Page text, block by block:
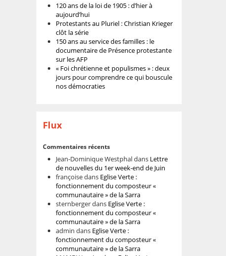
120 ans de la loi de 1905 : d’hier à
aujourd’hui
Protestants au Pluriel : Christian Krieger
clôt la série
150 ans au service des familles : le
documentaire de Présence protestante
sur les AFP
« Foi chrétienne et populismes » : deux
jours pour comprendre ce qui bouscule
nos démocraties
Flux
Commentaires récents
Jean-Dominique Westphaldans Lettre
de nouvelles du 1er week-end de Juin
françoisedans Eglise Verte :
fonctionnement du composteur «
communautaire » de la Sarra
sternbergerdans Eglise Verte :
fonctionnement du composteur «
communautaire » de la Sarra
admin dans Eglise Verte :
fonctionnement du composteur «
communautaire » de la Sarra